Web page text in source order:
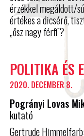
érzékkel megáldott/
értékes a dicsérő,
„ősz nagy férfi”?
POLITIKA ÉS
2020. DECEMBER 8.
Pogrányi Lovas
kutató
Gertrude